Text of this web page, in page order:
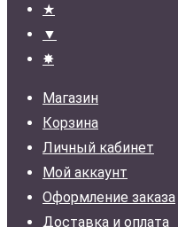
★
▼
✸
Магазин
Корзина
Личный кабинет
Мой аккаунт
Оформление заказа
Доставка и оплата